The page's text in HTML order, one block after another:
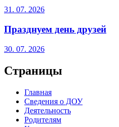
31. 07. 2026
Празднуем день друзей
30. 07. 2026
Страницы
Главная
Сведения о ДОУ
Деятельность
Родителям